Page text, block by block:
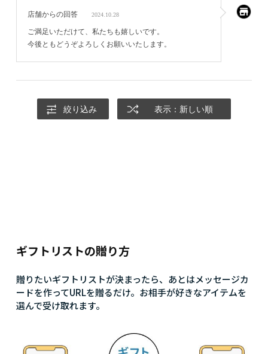
店舗からの回答 2024.10.28
ご満足いただけて、私たちも嬉しいです。
今後ともどうぞよろしくお願いいたします。
絞り込み 表示：新しい順
ギフトリストの贈り方
贈りたいギフトリストが決まったら、あとはメッセージカ
ードを作ってURLを贈るだけ。お相手が好きなアイテムを
選んで受け取れます。